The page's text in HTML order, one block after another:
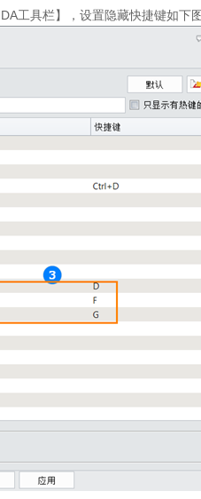
DA工具栏】，设置隐藏快捷键如下